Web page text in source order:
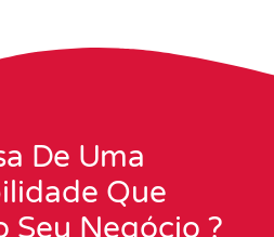
De Uma
Que
Seu Negócio ?